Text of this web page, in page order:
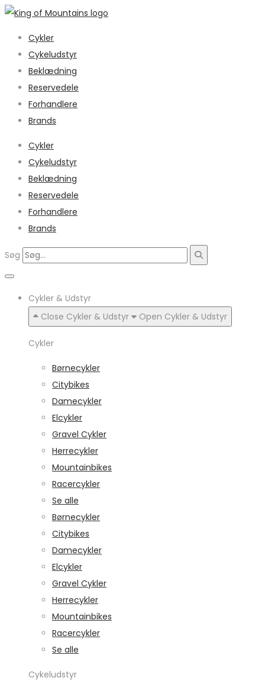
Cykler
Cykeludstyr
Beklædning
Reservedele
Forhandlere
Brands
Cykler
Cykeludstyr
Beklædning
Reservedele
Forhandlere
Brands
Søg
Cykler & Udstyr
Close Cykler & Udstyr
Open Cykler & Udstyr
Cykler
Børnecykler
Citybikes
Damecykler
Elcykler
Gravel Cykler
Herrecykler
Mountainbikes
Racercykler
Se alle
Børnecykler
Citybikes
Damecykler
Elcykler
Gravel Cykler
Herrecykler
Mountainbikes
Racercykler
Se alle
Cykeludstyr